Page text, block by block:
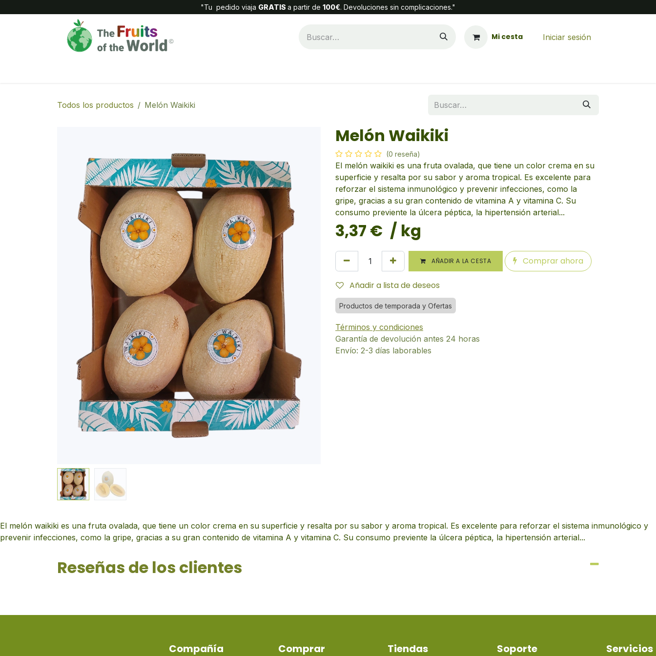
"Tu pedido viaja GRATIS a partir de 100€. Devoluciones sin complicaciones."
Mi cesta Iniciar sesión
Todos los productos Melón Waikiki
Melón Waikiki
(0 reseña)
El melón waikiki es una fruta ovalada, que tiene un color crema en su
superficie y resalta por su sabor y aroma tropical. Es excelente para
reforzar el sistema inmunológico y prevenir infecciones, como la
gripe, gracias a su gran contenido de vitamina A y vitamina C. Su
consumo previente la úlcera péptica, la hipertensión arterial...
3,37 € / kg
AÑADIR A LA CESTA Comprar ahora
Añadir a lista de deseos
Productos de temporada y Ofertas
Términos y condiciones
Garantía de devolución antes 24 horas
Envío: 2-3 días laborables
El melón waikiki es una fruta ovalada, que tiene un color crema en su superficie y resalta por su sabor y aroma tropical. Es excelente para reforzar el sistema inmunológico y
prevenir infecciones, como la gripe, gracias a su gran contenido de vitamina A y vitamina C. Su consumo previente la úlcera péptica, la hipertensión arterial...
Reseñas de los clientes
Compañía Tiendas
Comprar Soporte Servicios